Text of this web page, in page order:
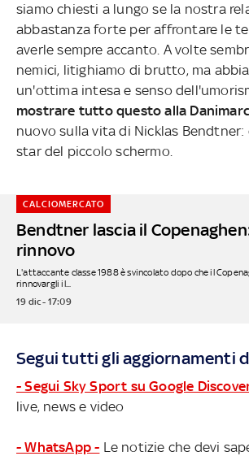
siamo chiesti a lungo se la nostra
abbastanza forte per affrontare le
averle sempre accanto. A volte
nemici, litighiamo di brutto, ma
un'ottima intesa e senso
mostrare tutto questo alla
nuovo sulla vita di Nicklas
star del piccolo schermo.
Bendtner lascia il
rinnovo
CALCIOMERCATO
L'attaccante classe 1988 è svincolato dopo che il
rinnovargli il...
19 dic - 17:09
Segui tutti gli aggiornamenti
- Segui Sky Sport su Google
live, news e video
- WhatsApp - Le notizie che devi